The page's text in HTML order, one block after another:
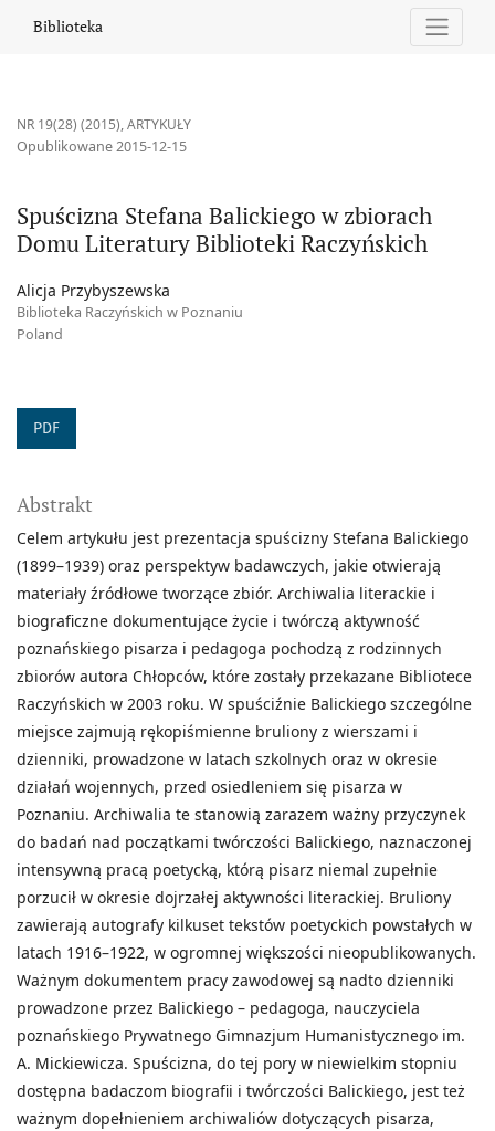
Spuścizna Stefana Balickiego w zbiorach Domu Literatury
Biblioteka
NR 19(28) (2015),ARTYKUŁY
Spuścizna Stefana Balickiego w zbiorach
Domu Literatury Biblioteki Raczyńskich
Opublikowane 2015-12-15
Alicja Przybyszewska
Biblioteka Raczyńskich w Poznaniu
Poland
PDF
Abstrakt
Celem artykułu jest prezentacja spuścizny Stefana Balickiego
(1899–1939) oraz perspektyw badawczych, jakie otwierają
materiały źródłowe tworzące zbiór. Archiwalia literackie i
biograficzne dokumentujące życie i twórczą aktywność
poznańskiego pisarza i pedagoga pochodzą z rodzinnych
zbiorów autora Chłopców, które zostały przekazane Bibliotece
Raczyńskich w 2003 roku. W spuściźnie Balickiego szczególne
miejsce zajmują rękopiśmienne bruliony z wierszami i
dzienniki, prowadzone w latach szkolnych oraz w okresie
działań wojennych, przed osiedleniem się pisarza w
Poznaniu. Archiwalia te stanowią zarazem ważny przyczynek
do badań nad początkami twórczości Balickiego, naznaczonej
intensywną pracą poetycką, którą pisarz niemal zupełnie
porzucił w okresie dojrzałej aktywności literackiej. Bruliony
zawierają autografy kilkuset tekstów poetyckich powstałych w
latach 1916–1922, w ogromnej większości nieopublikowanych.
Ważnym dokumentem pracy zawodowej są nadto dzienniki
prowadzone przez Balickiego – pedagoga, nauczyciela
poznańskiego Prywatnego Gimnazjum Humanistycznego im.
A. Mickiewicza. Spuścizna, do tej pory w niewielkim stopniu
dostępna badaczom biografii i twórczości Balickiego, jest też
ważnym dopełnieniem archiwaliów dotyczących pisarza,